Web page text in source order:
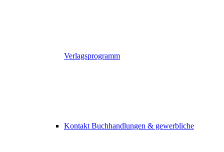
Verlagsprogramm
Kontakt Buchhandlungen & gewerbliche